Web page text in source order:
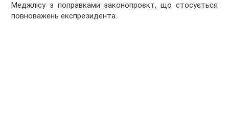
Меджлісу з поправками законопроєкт, що стосується
повноважень експрезидента.